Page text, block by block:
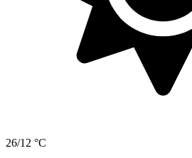
26/12 °C